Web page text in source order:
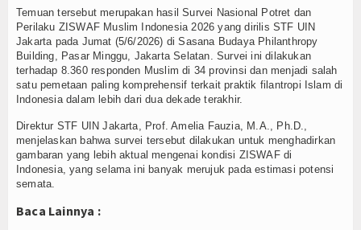
Z-Celeb
Z-Spirit
Z-Jurnal
Z-Tech
Z-Travel
Temuan tersebut merupakan hasil Survei Nasional Potret dan
Perilaku ZISWAF Muslim Indonesia 2026 yang dirilis STF UIN
Jakarta pada Jumat (5/6/2026) di Sasana Budaya Philanthropy
Building, Pasar Minggu, Jakarta Selatan. Survei ini dilakukan
terhadap 8.360 responden Muslim di 34 provinsi dan menjadi salah
satu pemetaan paling komprehensif terkait praktik filantropi Islam di
Indonesia dalam lebih dari dua dekade terakhir.
Direktur STF UIN Jakarta, Prof. Amelia Fauzia, M.A., Ph.D.,
menjelaskan bahwa survei tersebut dilakukan untuk menghadirkan
gambaran yang lebih aktual mengenai kondisi ZISWAF di
Indonesia, yang selama ini banyak merujuk pada estimasi potensi
semata.
Baca Lainnya :